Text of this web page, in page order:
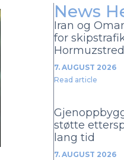
News
Iran og
for
7. AUGUST 2026
Read article
støtte
lang tid
7. AUGUST 2026